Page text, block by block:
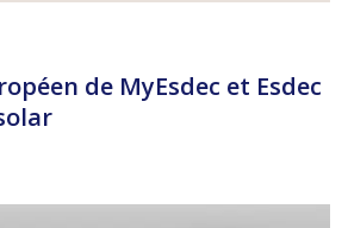
de MyEsdec et Esdec